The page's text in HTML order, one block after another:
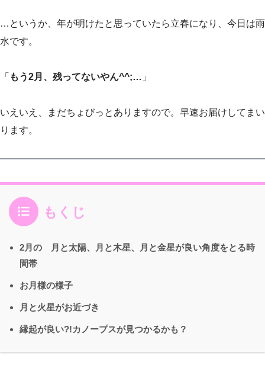
…というか、年が明けたと思っていたら立春になり、今日は雨
水です。
「 もう2月、残ってないやん^^;… 」
いえいえ、まだちょびっとありますので。早速お届けしてまい
ります。
もくじ
2月の 月と太陽、月と木星、月と金星が良い角度をとる時
間帯
お月様の様子
月と火星がお近づき
縁起が良い?!カノープスが見つかるかも？